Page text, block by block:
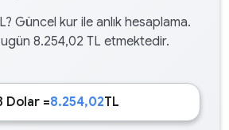
Güncel kur ile anlık hesaplama.
8.254,02 TL etmektedir.
Dolar =8.254,02TL